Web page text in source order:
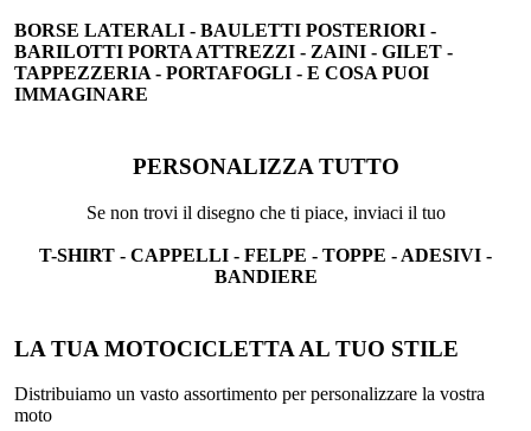
BORSE LATERALI - BAULETTI POSTERIORI -
BARILOTTI PORTA ATTREZZI - ZAINI - GILET -
TAPPEZZERIA - PORTAFOGLI - E COSA PUOI
IMMAGINARE
PERSONALIZZA TUTTO
Se non trovi il disegno che ti piace, inviaci il tuo
T-SHIRT - CAPPELLI - FELPE - TOPPE - ADESIVI -
BANDIERE
LA TUA MOTOCICLETTA AL TUO STILE
Distribuiamo un vasto assortimento per personalizzare la vostra
moto